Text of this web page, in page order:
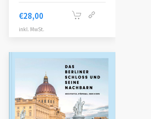
€28,00
inkl. MwSt.